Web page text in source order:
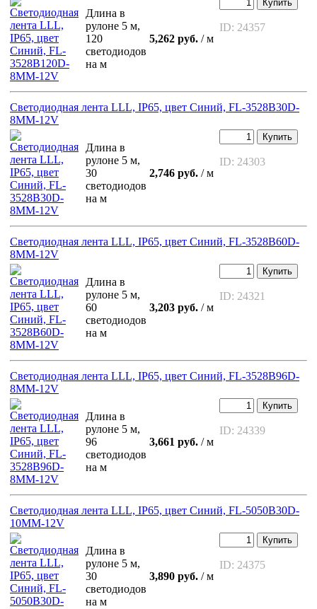
Длина в
рулоне 5 м,
120
светодиодов
на м
5,262 руб. / м
Купить
ID: 24357
Светодиодная лента LLL, IP65, цвет Синий, FL-3528B30D-
8MM-12V
Длина в
рулоне 5 м,
30
светодиодов
на м
2,746 руб. / м
Купить
ID: 24303
Светодиодная лента LLL, IP65, цвет Синий, FL-3528B60D-
8MM-12V
Длина в
рулоне 5 м,
60
светодиодов
на м
3,203 руб. / м
Купить
ID: 24321
Светодиодная лента LLL, IP65, цвет Синий, FL-3528B96D-
8MM-12V
Длина в
рулоне 5 м,
96
светодиодов
на м
3,661 руб. / м
Купить
ID: 24339
Светодиодная лента LLL, IP65, цвет Синий, FL-5050B30D-
10MM-12V
Длина в
рулоне 5 м,
30
светодиодов
на м
3,890 руб. / м
Купить
ID: 24375